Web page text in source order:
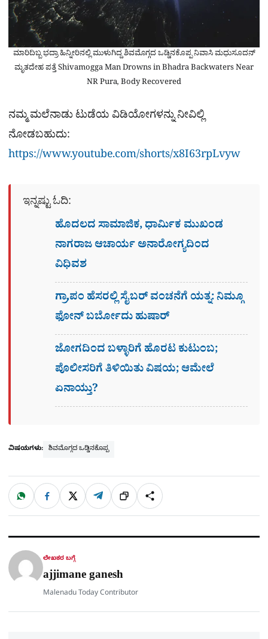
ಮಾರಿದಿಬ್ಬ ಭದ್ರಾ ಹಿನ್ನೀರಿನಲ್ಲಿ ಮುಳುಗಿದ್ದ ಶಿವಮೊಗ್ಗದ ಒಡ್ಡಿನಕೊಪ್ಪ ನಿವಾಸಿ ಮಧುಸೂದನ್
ಮೃತದೇಹ ಪತ್ತೆ Shivamogga Man Drowns in Bhadra Backwaters Near
NR Pura, Body Recovered
ನಮ್ಮ ಮಲೆನಾಡು ಟುಡೆಯ ವಿಡಿಯೋಗಳನ್ನು ನೀವಿಲ್ಲಿ
ನೋಡಬಹುದು:
https://www.youtube.com/shorts/x8I63rpLvyw
ಇನ್ನಷ್ಟು ಓದಿ:
ಹೊದಲದ ಸಾಮಾಜಿಕ, ಧಾರ್ಮಿಕ ಮುಖಂಡ
ನಾಗರಾಜ ಆಚಾರ್ಯ ಅನಾರೋಗ್ಯದಿಂದ
ವಿಧಿವಶ
ಗ್ರಾ,ಪಂ ಹೆಸರಲ್ಲಿ ಸೈಬ‌ರ್ ವಂಚನೆಗೆ ಯತ್ನ: ನಿಮ್ಗೂ
ಫೋನ್​ ಬರ್ಬೋದು ಹುಷಾರ್​​
ಜೋಗದಿಂದ ಬಳ್ಳಾರಿಗೆ ಹೊರಟ ಕುಟುಂಬ;
ಪೊಲೀಸರಿಗೆ ತಿಳಿಯಿತು ವಿಷಯ; ಆಮೇಲೆ
ಏನಾಯ್ತು?
ವಿಷಯಗಳು: ಶಿವಮೊಗ್ಗದ ಒಡ್ಡಿನಕೊಪ್ಪ
ಹಂಚಿಕೊಳ್ಳಿ
W
a
t
p
F
c
e
o
X T
l
e
a
ಲಿಂ
ಕ್
S
h
a
ಲೇಖಕರ ಬಗ್ಗೆ
ajjimane ganesh
Malenadu Today Contributor